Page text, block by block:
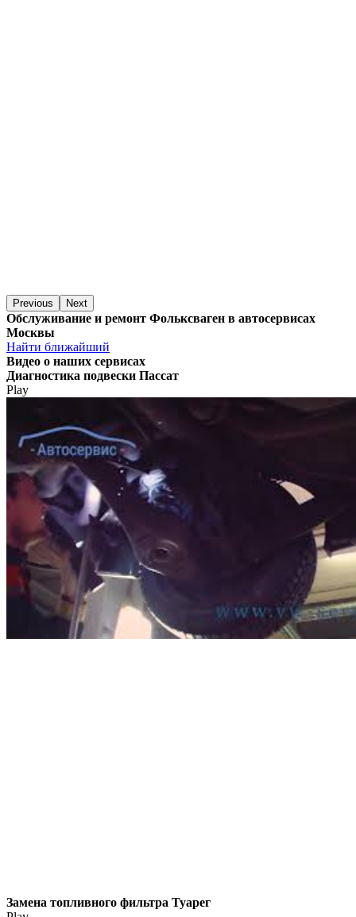
Previous Next
Обслуживание и ремонт Фольксваген в автосервисах
Москвы
Найти ближайший
Видео о наших сервисах
Диагностика подвески Пассат
Play
Замена топливного фильтра Туарег